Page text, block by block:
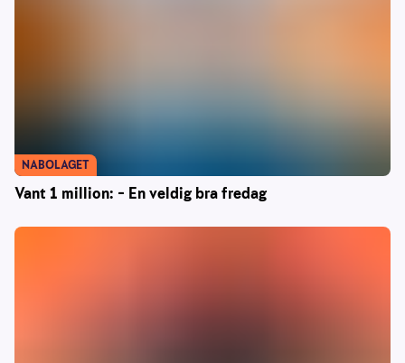
Vant 1 million: – En veldig bra fredag
NABOLAGET